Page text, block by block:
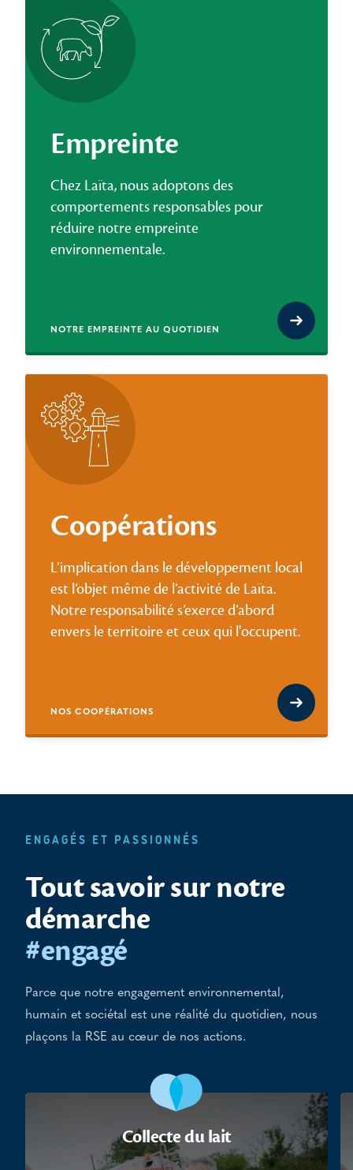
Empreinte
Chez Laïta, nous adoptons des
comportements responsables pour
réduire notre empreinte
environnementale.
NOTRE EMPREINTE AU QUOTIDIEN
Coopérations
L’implication dans le développement local
est l’objet même de l’activité de Laïta.
Notre responsabilité s’exerce d’abord
envers le territoire et ceux qui l'occupent.
NOS COOPÉRATIONS
ENGAGÉS ET PASSIONNÉS
Tout savoir sur notre
démarche
#engagé
Parce que notre engagement environnemental,
humain et sociétal est une réalité du quotidien, nous
plaçons la RSE au cœur de nos actions.
Collecte du lait